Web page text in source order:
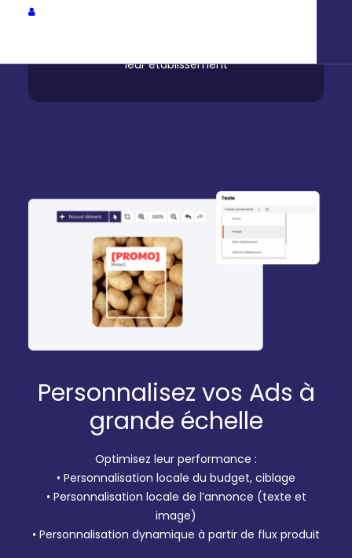
leur établissement
Personnalisez vos Ads à
grande échelle
Optimisez leur performance :
• Personnalisation locale du budget, ciblage
• Personnalisation locale de l’annonce (texte et
image)
• Personnalisation dynamique à partir de flux produit